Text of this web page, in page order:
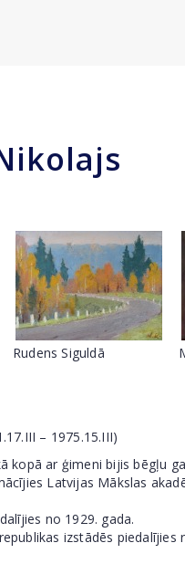
Rudens Siguldā
– 1975.15.III)
kopā ar ģimeni bijis bēgļu
Latvijas Mākslas
no 1929. gada.
izstādēs